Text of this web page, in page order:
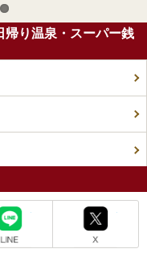
帰り温泉・スーパー銭